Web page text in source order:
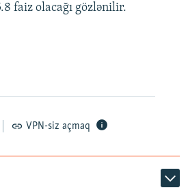
480p
faiz olacağı gözlənilir.
VPN-siz açmaq